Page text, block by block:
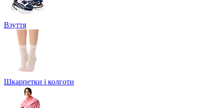
Взуття
Шкарпетки і колготи